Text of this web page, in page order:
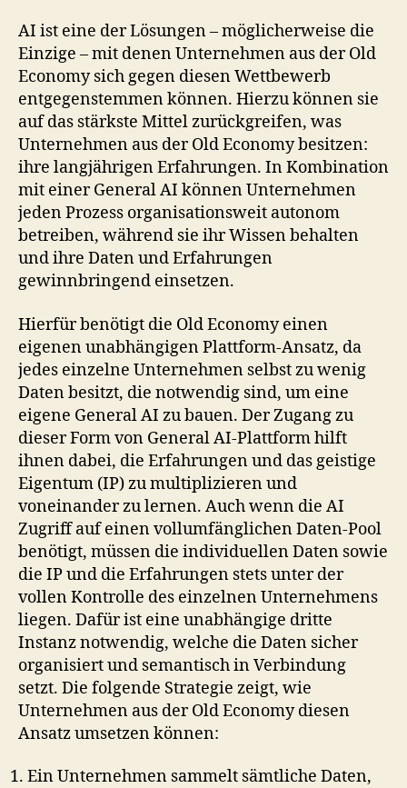
AI ist eine der Lösungen – möglicherweise die
Einzige – mit denen Unternehmen aus der Old
Economy sich gegen diesen Wettbewerb
entgegenstemmen können. Hierzu können sie
auf das stärkste Mittel zurückgreifen, was
Unternehmen aus der Old Economy besitzen:
ihre langjährigen Erfahrungen. In Kombination
mit einer General AI können Unternehmen
jeden Prozess organisationsweit autonom
betreiben, während sie ihr Wissen behalten
und ihre Daten und Erfahrungen
gewinnbringend einsetzen.
Hierfür benötigt die Old Economy einen
eigenen unabhängigen Plattform-Ansatz, da
jedes einzelne Unternehmen selbst zu wenig
Daten besitzt, die notwendig sind, um eine
eigene General AI zu bauen. Der Zugang zu
dieser Form von General AI-Plattform hilft
ihnen dabei, die Erfahrungen und das geistige
Eigentum (IP) zu multiplizieren und
voneinander zu lernen. Auch wenn die AI
Zugriff auf einen vollumfänglichen Daten-Pool
benötigt, müssen die individuellen Daten sowie
die IP und die Erfahrungen stets unter der
vollen Kontrolle des einzelnen Unternehmens
liegen. Dafür ist eine unabhängige dritte
Instanz notwendig, welche die Daten sicher
organisiert und semantisch in Verbindung
setzt. Die folgende Strategie zeigt, wie
Unternehmen aus der Old Economy diesen
Ansatz umsetzen können:
Ein Unternehmen sammelt sämtliche Daten,